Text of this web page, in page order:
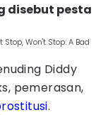
disebut pesta
Won't Stop: A Bad
Diddy
pemerasan,
.